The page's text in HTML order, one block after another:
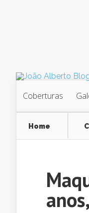
Coberturas
Home